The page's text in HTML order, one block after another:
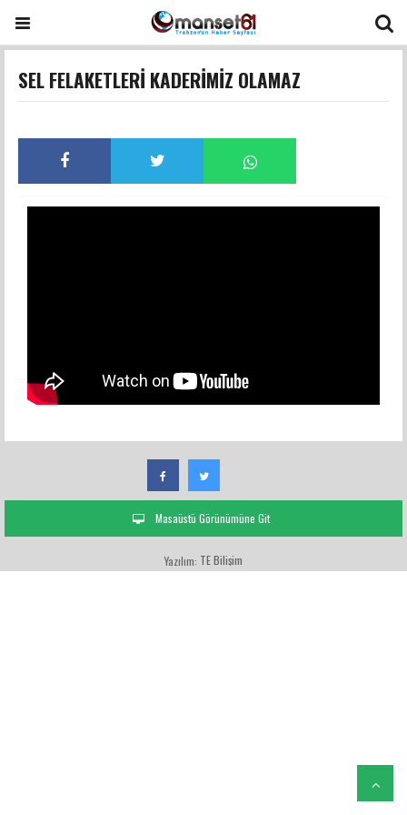
SEL FELAKETLERİ KADERİMİZ OLAMAZ
Masaüstü Görünümüne Git
Yazılım: TE Bilişim